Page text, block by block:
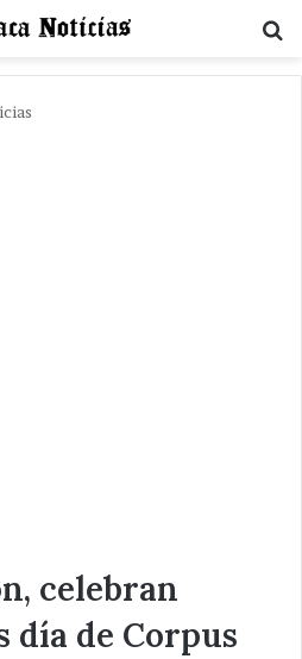
celebran
día de Corpus